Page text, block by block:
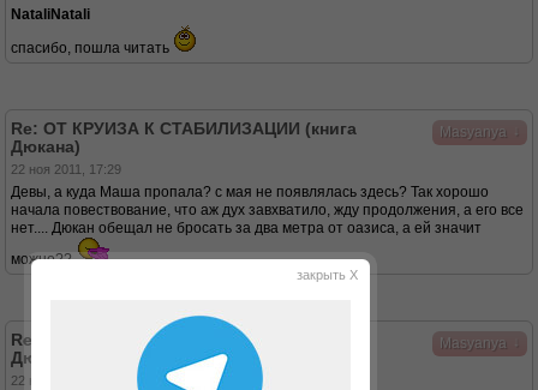
NataliNatali
спасибо, пошла читать
Masyanya
Re: ОТ КРУИЗА К СТАБИЛИЗАЦИИ (книга
Дюкана)
22 ноя 2011, 17:29
Девы, а куда Маша пропала? с мая не появлялась здесь? Так хорошо
начала повествование, что аж дух завхватило, жду продолжения, а его все
нет.... Дюкан обещал не бросать за два метра от оазиса, а ей значит
можно??
Masyanya
Re: ОТ КРУИЗА К СТАБИЛИЗАЦИИ (книга
Дюкана)
22 ноя 2011, 18:30
закрыть X